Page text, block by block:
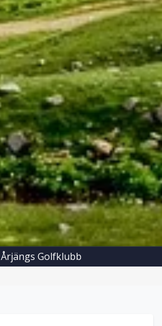
Årjängs Golfklubb